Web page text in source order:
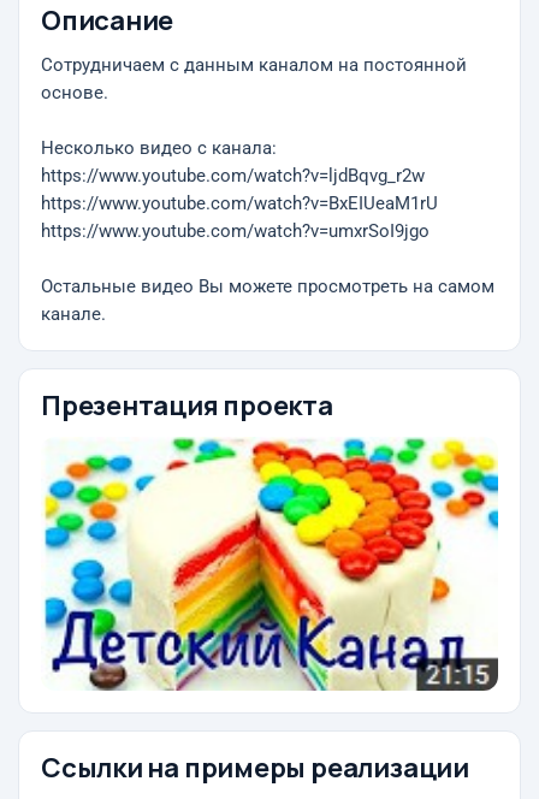
Описание
Сотрудничаем с данным каналом на постоянной
основе.
Несколько видео с канала:
https://www.youtube.com/watch?v=ljdBqvg_r2w
https://www.youtube.com/watch?v=BxEIUeaM1rU
https://www.youtube.com/watch?v=umxrSoI9jgo
Остальные видео Вы можете просмотреть на самом
канале.
Презентация проекта
Ссылки на примеры реализации